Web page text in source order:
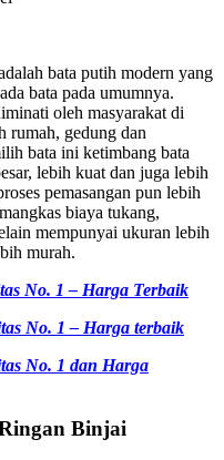
bata putih modern yang
bata pada umumnya.
oleh masyarakat di
rumah, gedung dan
bata ini ketimbang bata
lebih kuat dan juga lebih
pemasangan pun lebih
biaya tukang,
mempunyai ukuran lebih
murah.
No. 1 – Harga Terbaik
No. 1 – Harga terbaik
No. 1 dan Harga
Binjai